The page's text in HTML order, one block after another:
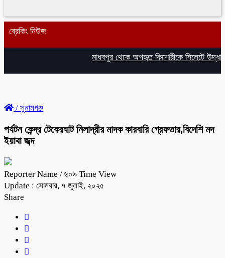
ব্রেকিং নিউজ
মাধবপুর থেকে অপহৃত কিশোরীকে সিলেটে
/ সুনামগঞ্জ
পর্যটন কেন্দ্র টেকেরঘাট নিলাদ্রীর মাদক কারবারি গ্রেফতার,বিদেশি মদ
ইয়াবা জব্দ
Reporter Name / ৬০৯ Time View
Update : সোমবার, ৭ জুলাই, ২০২৫
Share